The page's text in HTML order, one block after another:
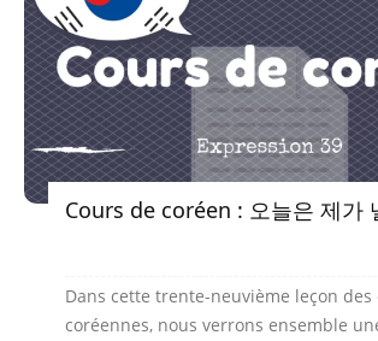
Cours de coréen : 오늘은 제가
Dans cette trente-neuvième leçon des
coréennes, nous verrons ensemble